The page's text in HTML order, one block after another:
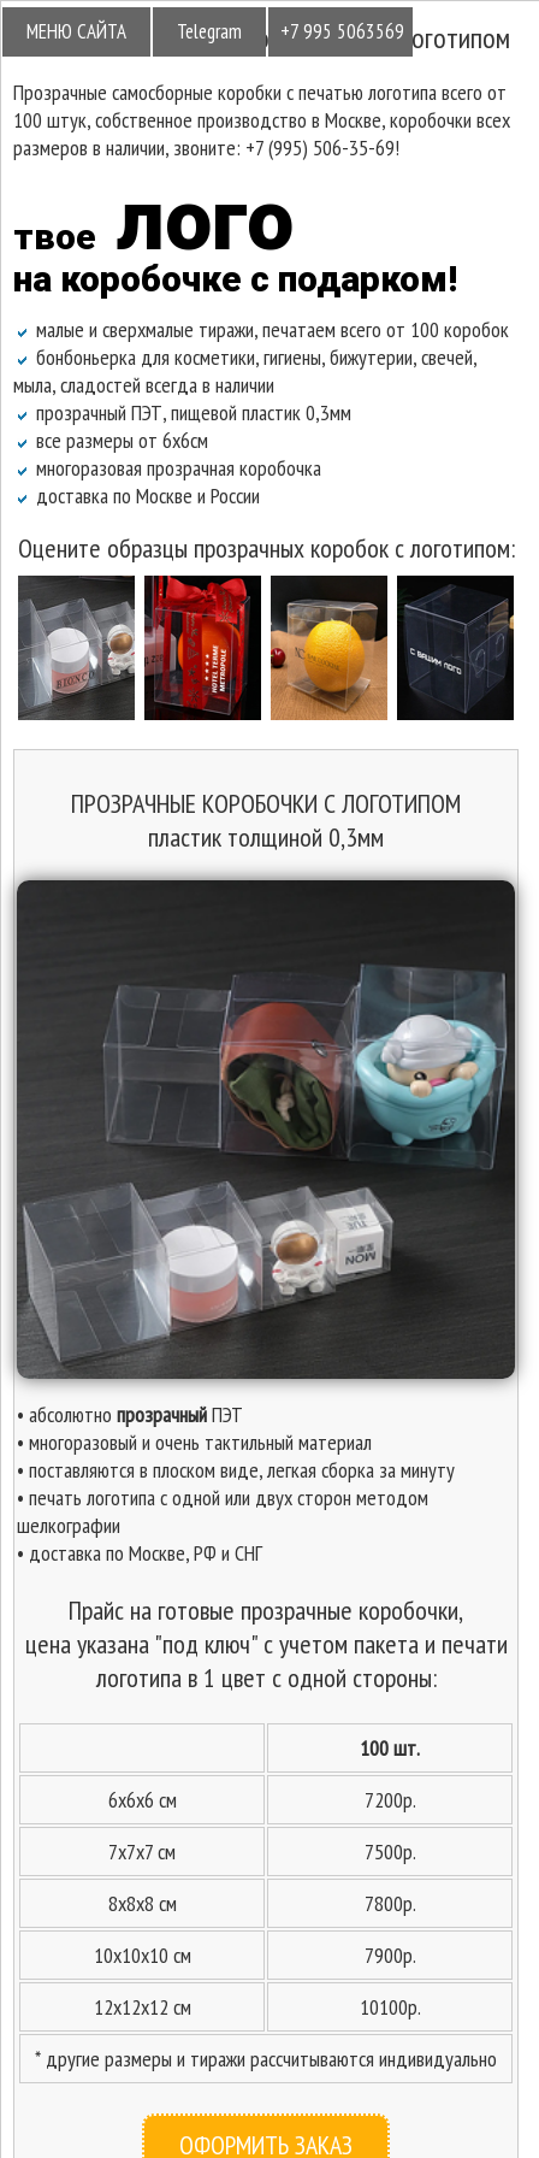
МЕНЮ САЙТА Telegram +7 995 5063569
Прозрачные коробки бонбоньерки с логотипом
Прозрачные самосборные коробки с печатью логотипа всего от
100 штук, собственное производство в Москве, коробочки всех
размеров в наличии, звоните: +7 (995) 506-35-69!
твое лого
на коробочке с подарком!
малые и сверхмалые тиражи, печатаем всего от 100 коробок
бонбоньерка для косметики, гигиены, бижутерии, свечей,
мыла, сладостей всегда в наличии
прозрачный ПЭТ, пищевой пластик 0,3мм
все размеры от 6x6см
многоразовая прозрачная коробочка
доставка по Москве и России
Оцените образцы прозрачных коробок с логотипом:
ПРОЗРАЧНЫЕ КОРОБОЧКИ С ЛОГОТИПОМ
пластик толщиной 0,3мм
• абсолютно прозрачныйПЭТ
• многоразовый и очень тактильный материал
• поставляются в плоском виде, легкая сборка за минуту
• печать логотипа с одной или двух сторон методом
шелкографии
• доставка по Москве, РФ и СНГ
Прайс на готовые прозрачные коробочки,
цена указана "под ключ" с учетом пакета и печати
логотипа в 1 цвет с одной стороны:
100 шт.
6x6х6 см
7200р.
7x7х7 см
7500р.
8x8х8 см
7800р.
10x10х10 см
7900р.
12x12х12 см
10100р.
* другие размеры и тиражи рассчитываются индивидуально
ОФОРМИТЬ ЗАКАЗ